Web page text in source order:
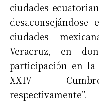
ciudades
ciudades
Veracruz, en
participación en
XXIV
respectivamente”.